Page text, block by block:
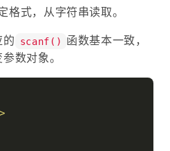
式，从字符串读取。
的 scanf()
函数基本一致，
数对象。